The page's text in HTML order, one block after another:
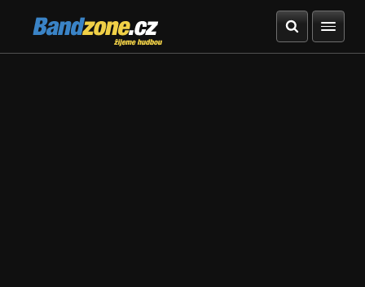
Bandzone.cz
žijeme hudbou